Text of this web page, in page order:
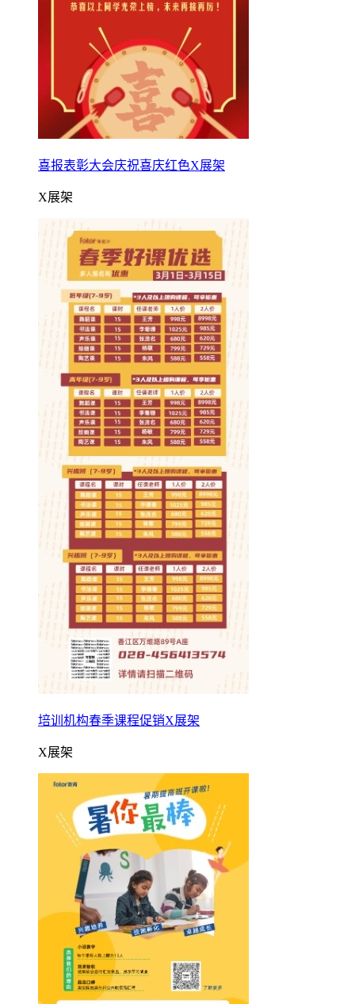
喜报表彰大会庆祝喜庆红色X展架
X展架
培训机构春季课程促销X展架
X展架